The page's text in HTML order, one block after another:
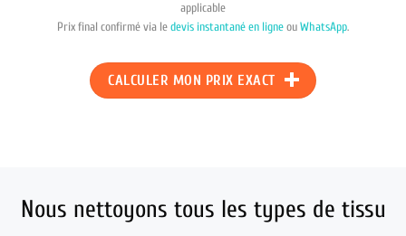
applicable
Prix final confirmé via ledevis instantané en ligneouWhatsApp.
CALCULER MON PRIX EXACT
Nous nettoyons tous les types de tissu